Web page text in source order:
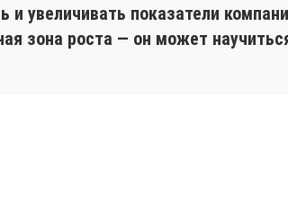
увеличивать показатели
зона роста — он может